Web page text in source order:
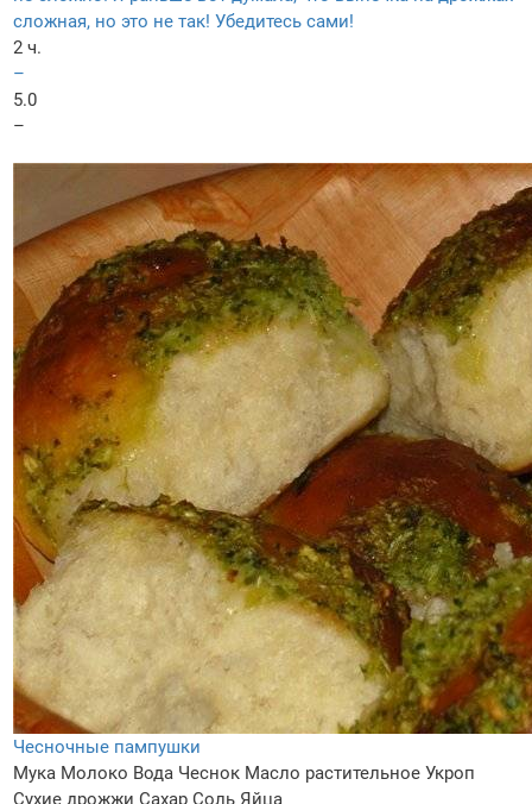
сложная, но это не так! Убедитесь сами!
2 ч.
–
5.0
–
Чесночные пампушки
Мука Молоко Вода Чеснок Масло растительное Укроп
Сухие дрожжи Сахар Соль Яйца